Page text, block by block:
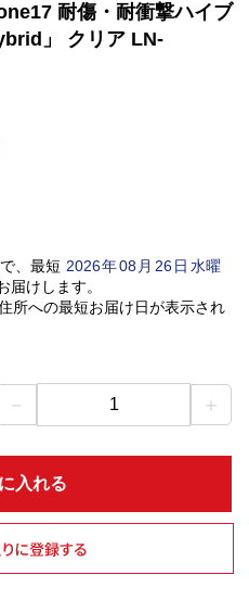
耐傷・耐衝撃ハイブ
」 クリア LN-
、最短 2026年08 月 26日水曜
届けします。
所への最短お届け日が表示され
－ 1 ＋
入れる